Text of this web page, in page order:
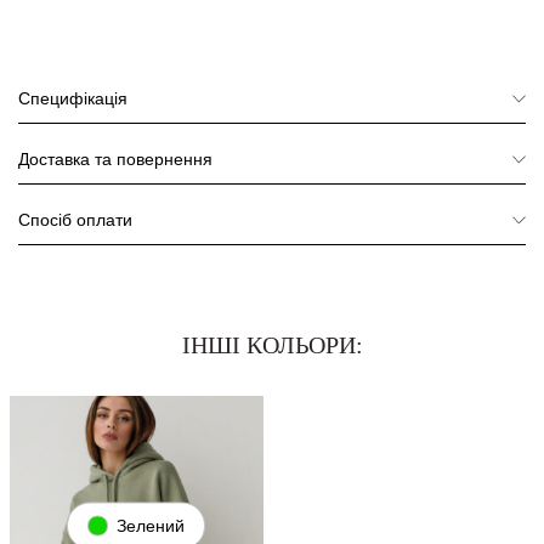
Специфікація
Доставка та повернення
Спосіб оплати
ІНШІ КОЛЬОРИ:
Зелений